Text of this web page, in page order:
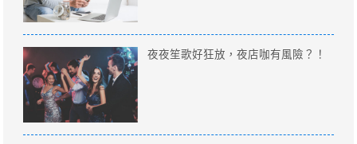
夜夜笙歌好狂放，夜店咖有風險？！